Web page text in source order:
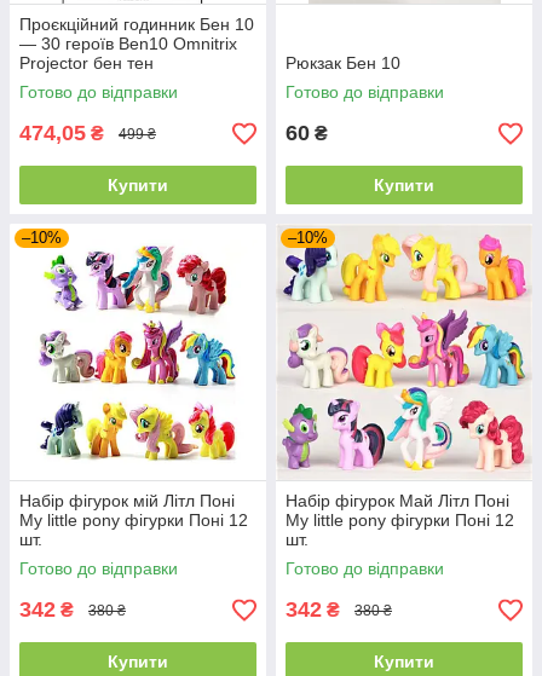
Проєкційний годинник Бен 10
— 30 героїв Ben10 Omnitrix
Projector бен тен
Готово до відправки
474,05 ₴ 499 ₴
Купити
Рюкзак Бен 10
Готово до відправки
60 ₴
Купити
–10%
Набір фігурок мій Літл Поні
My little pony фігурки Поні 12
шт.
Готово до відправки
342 ₴ 380 ₴
Купити
–10%
Набір фігурок Май Літл Поні
My little pony фігурки Поні 12
шт.
Готово до відправки
342 ₴ 380 ₴
Купити